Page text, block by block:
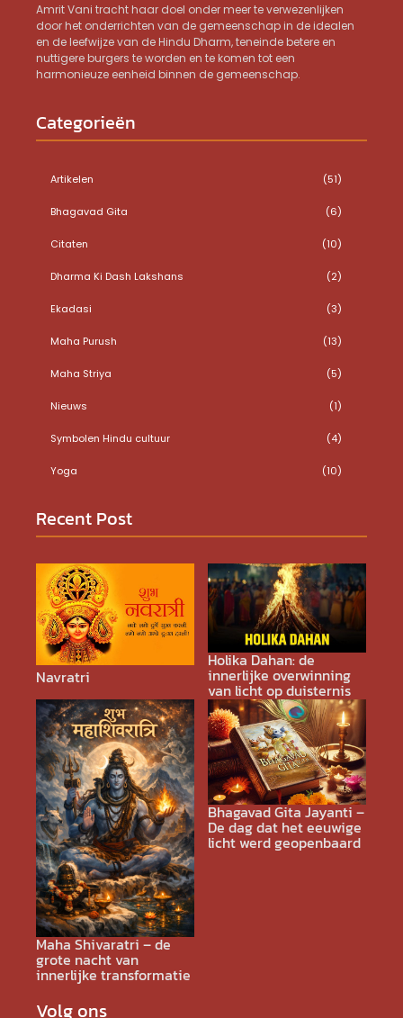
Amrit Vani tracht haar doel onder meer te verwezenlijken
door het onderrichten van de gemeenschap in de idealen
en de leefwijze van de Hindu Dharm, teneinde betere en
nuttigere burgers te worden en te komen tot een
harmonieuze eenheid binnen de gemeenschap.
Categorieën
Artikelen (51)
Bhagavad Gita (6)
Citaten (10)
Dharma Ki Dash Lakshans (2)
Ekadasi (3)
Maha Purush (13)
Maha Striya (5)
Nieuws (1)
Symbolen Hindu cultuur (4)
Yoga (10)
Recent Post
Navratri
Holika Dahan: de
innerlijke overwinning
van licht op duisternis
Maha Shivaratri – de
grote nacht van
innerlijke transformatie
Bhagavad Gita Jayanti –
De dag dat het eeuwige
licht werd geopenbaard
Volg ons